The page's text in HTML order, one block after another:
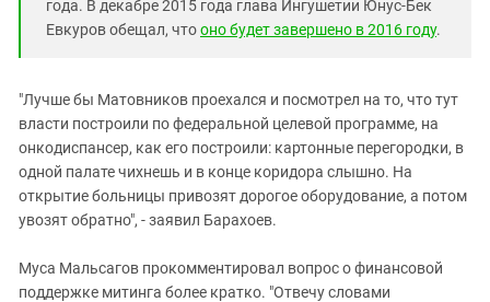
года. В декабре 2015 года глава Ингушетии Юнус-Бек
Евкуров обещал, чтооно будет завершено в 2016 году.
"Лучше бы Матовников проехался и посмотрел на то, что тут
власти построили по федеральной целевой программе, на
онкодиспансер, как его построили: картонные перегородки, в
одной палате чихнешь и в конце коридора слышно. На
открытие больницы привозят дорогое оборудование, а потом
увозят обратно", - заявил Барахоев.
Муса Мальсагов прокомментировал вопрос о финансовой
поддержке митинга более кратко. "Отвечу словами